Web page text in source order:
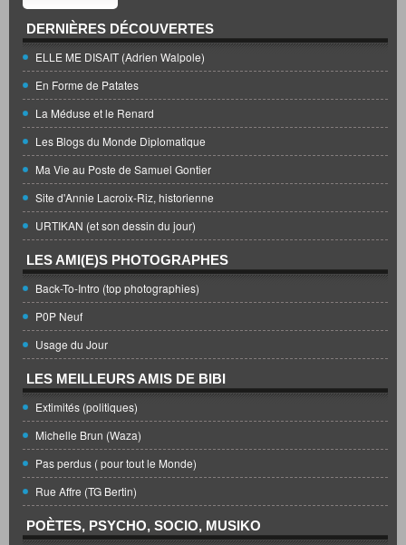
DERNIÈRES DÉCOUVERTES
ELLE ME DISAIT (Adrien Walpole)
En Forme de Patates
La Méduse et le Renard
Les Blogs du Monde Diplomatique
Ma Vie au Poste de Samuel Gontier
Site d'Annie Lacroix-Riz, historienne
URTIKAN (et son dessin du jour)
LES AMI(E)S PHOTOGRAPHES
Back-To-Intro (top photographies)
P0P Neuf
Usage du Jour
LES MEILLEURS AMIS DE BIBI
Extimités (politiques)
Michelle Brun (Waza)
Pas perdus ( pour tout le Monde)
Rue Affre (TG Bertin)
POÈTES, PSYCHO, SOCIO, MUSIKO